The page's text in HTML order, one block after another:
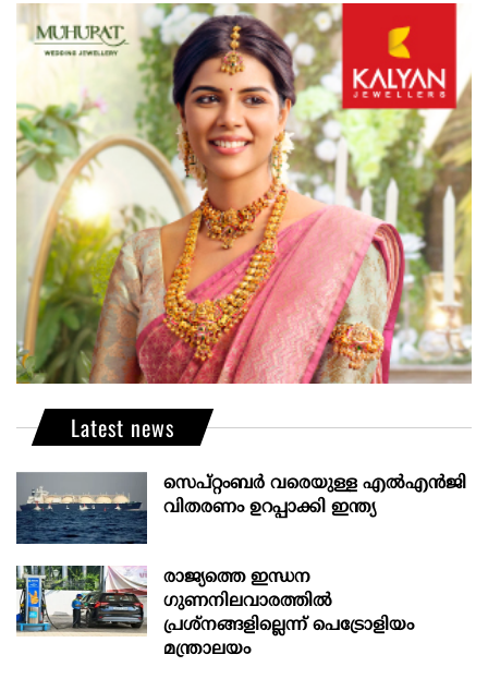
Latest news
സെപ്റ്റംബർ വരെയുള്ള എൽഎൻജി
വിതരണം ഉറപ്പാക്കി ഇന്ത്യ
രാജ്യത്തെ ഇന്ധന
ഗുണനിലവാരത്തില്‍
പ്രശ്‌നങ്ങളില്ലെന്ന് പെട്രോളിയം
മന്ത്രാലയം